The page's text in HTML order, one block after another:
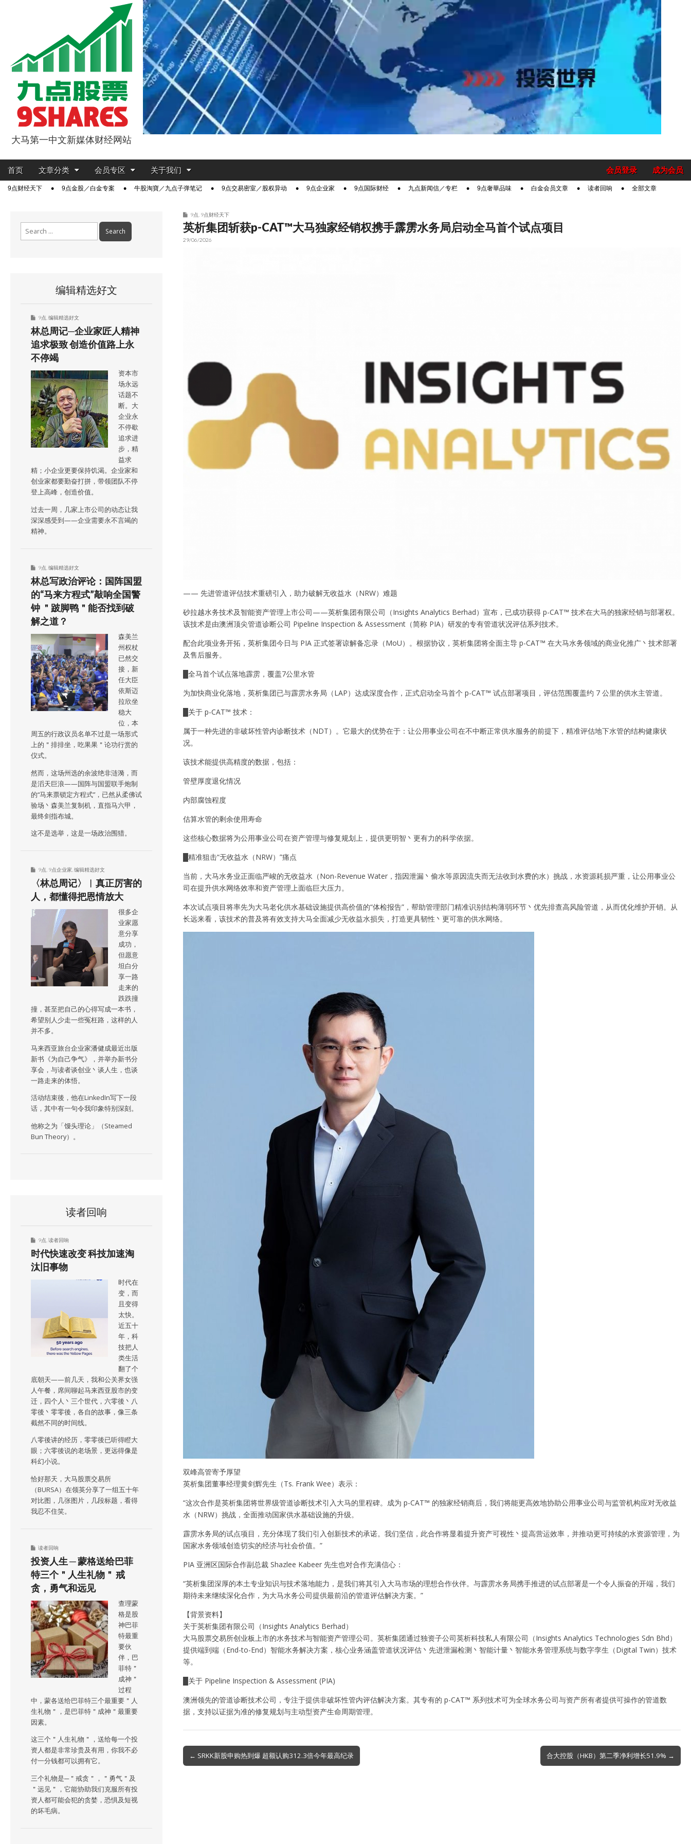
9点股票
大马第一中文新媒体财经网站
Main
Skip
content
首页 文章分类 会员专区 关于我们 成为会员
会员登录
Sub9点财经天下 9点金股／白金专案 牛股淘寶／九点子弹笔记 9点交易密室／股权异动 9点企业家 9点国际财经 九点新闻信／专栏 9点奢華品味 白金会员文章 读者回响 全部文章
9点 9点财经天下
英析集团斩获p-CAT™大马独家经销权携手霹雳水务局启动全马首个试点项目
29/06/2026
—— 先进管道评估技术重磅引入，助力破解无收益水（NRW）难题
砂拉越水务技术及智能资产管理上市公司——英析集团有限公司（Insights Analytics Berhad）宣布，已成功获得 p-CAT™ 技术在大马的独家经销与部署权。
该技术是由澳洲顶尖管道诊断公司 Pipeline Inspection & Assessment（简称 PIA）研发的专有管道状况评估系列技术。
配合此项业务开拓，英析集团今日与 PIA 正式签署谅解备忘录（MoU）。根据协议，英析集团将全面主导 p-CAT™ 在大马水务领域的商业化推广丶技术部署
及售后服务。
█全马首个试点落地霹雳，覆盖7公里水管
为加快商业化落地，英析集团已与霹雳水务局（LAP）达成深度合作，正式启动全马首个 p-CAT™ 试点部署项目，评估范围覆盖约 7 公里的供水主管道。
█关于 p-CAT™ 技术：
属于一种先进的非破坏性管内诊断技术（NDT）。它最大的优势在于：让公用事业公司在不中断正常供水服务的前提下，精准评估地下水管的结构健康状
况。
该技术能提供高精度的数据，包括：
管壁厚度退化情况
内部腐蚀程度
估算水管的剩余使用寿命
这些核心数据将为公用事业公司在资产管理与修复规划上，提供更明智丶更有力的科学依据。
█精准狙击“无收益水（NRW）”痛点
当前，大马水务业正面临严峻的无收益水（Non-Revenue Water，指因泄漏丶偷水等原因流失而无法收到水费的水）挑战，水资源耗损严重，让公用事业公
司在提升供水网络效率和资产管理上面临巨大压力。
本次试点项目将率先为大马老化供水基础设施提供高价值的“体检报告”，帮助管理部门精准识别结构薄弱环节丶优先排查高风险管道，从而优化维护开销。从
长远来看，该技术的普及将有效支持大马全面减少无收益水损失，打造更具韧性丶更可靠的供水网络。
双峰高管寄予厚望
英析集团董事经理黄剑辉先生（Ts. Frank Wee）表示：
“这次合作是英析集团将世界级管道诊断技术引入大马的里程碑。成为 p-CAT™ 的独家经销商后，我们将能更高效地协助公用事业公司与监管机构应对无收益
水（NRW）挑战，全面推动国家供水基础设施的升级。
霹雳水务局的试点项目，充分体现了我们引入创新技术的承诺。我们坚信，此合作将显着提升资产可视性丶提高营运效率，并推动更可持续的水资源管理，为
国家水务领域创造切实的经济与社会价值。”
PIA 亚洲区国际合作副总裁 Shazlee Kabeer 先生也对合作充满信心：
“英析集团深厚的本土专业知识与技术落地能力，是我们将其引入大马市场的理想合作伙伴。与霹雳水务局携手推进的试点部署是一个令人振奋的开端，我们
期待未来继续深化合作，为大马水务公司提供最前沿的管道评估解决方案。”
【背景资料】
关于英析集团有限公司（Insights Analytics Berhad）
大马股票交易所创业板上市的水务技术与智能资产管理公司。英析集团通过独资子公司英析科技私人有限公司（Insights Analytics Technologies Sdn Bhd）
提供端到端（End-to-End）智能水务解决方案，核心业务涵盖管道状况评估丶先进泄漏检测丶智能计量丶智能水务管理系统与数字孪生（Digital Twin）技术
等。
█关于 Pipeline Inspection & Assessment (PIA)
澳洲领先的管道诊断技术公司，专注于提供非破坏性管内评估解决方案。其专有的 p-CAT™ 系列技术可为全球水务公司与资产所有者提供可操作的管道数
据，支持以证据为准的修复规划与主动型资产生命周期管理。
Post
navigation
← SRKK新股申购热到爆 超额认购312.3倍今年最高纪录 合大控股（HKB）第二季净利增长51.9% →
编辑精选好文
9点 编辑精选好文
林总周记─企业家匠人精神
追求极致 创造价值路上永
不停竭
资本市
场永远
话题不
断。大
企业永
不停歇
追求进
步，精
益求
精；小企业更要保持饥渴。企业家和
创业家都要勤奋打拼，带领团队不停
登上高峰，创造价值。
过去一周，几家上市公司的动态让我
深深感受到——企业需要永不言竭的
精神。
9点 编辑精选好文
林总写政治评论：国阵国盟
的“马来方程式”敲响全国警
钟 ＂跛脚鸭＂能否找到破
解之道？
森美兰
州权杖
已然交
接，新
任大臣
依斯迈
拉欣坐
稳大
位，本
周五的行政议员名单不过是一场形式
上的＂排排坐，吃果果＂论功行赏的
仪式。
然而，这场州选的余波绝非涟漪，而
是滔天巨浪——国阵与国盟联手炮制
的“马来票锁定方程式”，已然从柔佛试
验场丶森美兰复制机，直指马六甲，
最终剑指布城。
这不是选举，这是一场政治围猎。
9点 9点企业家 编辑精选好文
〈林总周记〉︱真正厉害的
人，都懂得把恩情放大
很多企
业家愿
意分享
成功，
但愿意
坦白分
享一路
走来的
跌跌撞
撞，甚至把自己的心得写成一本书，
希望别人少走一些冤枉路，这样的人
并不多。
马来西亚旅台企业家潘健成最近出版
新书《为自己争气》，并举办新书分
享会，与读者谈创业丶谈人生，也谈
一路走来的体悟。
活动结束後，他在LinkedIn写下一段
话，其中有一句令我印象特别深刻。
他称之为「馒头理论」（Steamed
Bun Theory）。
读者回响
9点 读者回响
时代快速改变 科技加速淘
汰旧事物
时代在
变，而
且变得
太快。
近五十
年，科
技把人
类生活
翻了个
底朝天——前几天，我和公关界女强
人午餐，席间聊起马来西亚股市的变
迁，四个人丶三个世代，六零後丶八
零後丶零零後，各自的故事，像三条
截然不同的时间线。
八零後讲的经历，零零後已听得瞪大
眼；六零後说的老场景，更远得像是
科幻小说。
恰好那天，大马股票交易所
（BURSA）在领英分享了一组五十年
对比图，几张图片，几段标题，看得
我忍不住笑。
读者回响
投资人生 ─ 蒙格送给巴菲
特三个＂人生礼物＂ 戒
贪，勇气和远见
查理蒙
格是股
神巴菲
特最重
要伙
伴，巴
菲特＂
成神＂
过程
中，蒙各送给巴菲特三个最重要＂人
生礼物＂，是巴菲特＂成神＂最重要
因素。
这三个＂人生礼物＂，送给每一个投
资人都是非常珍贵及有用，你我不必
付一分钱都可以拥有它。
三个礼物是─＂戒贪＂，＂勇气＂及
＂远见＂，它能协助我们克服所有投
资人都可能会犯的贪婪，恐惧及短视
的坏毛病。